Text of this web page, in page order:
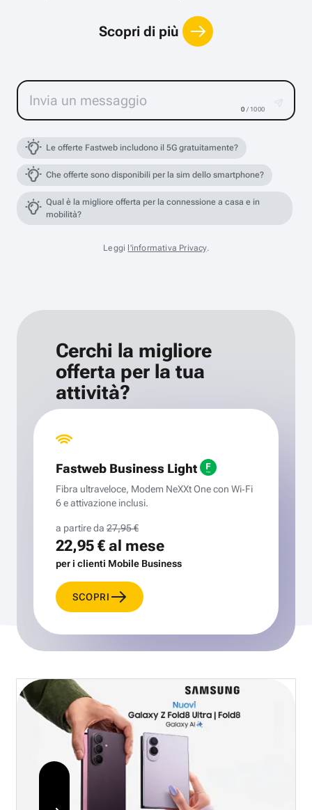
Scopri di più
0 / 1000
Le offerte Fastweb includono il 5G gratuitamente?
Che offerte sono disponibili per la sim dello smartphone?
Qual è la migliore offerta per la connessione a casa e in
mobilità?
Leggi l'informativa Privacy.
Cerchi la migliore
offerta per la tua
attività?
Fastweb Business Light
Fibra ultraveloce, Modem NeXXt One con Wi‑Fi
6 e attivazione inclusi.
a partire da 27,95 €
22,95 €al mese
per i clienti Mobile Business
SCOPRI